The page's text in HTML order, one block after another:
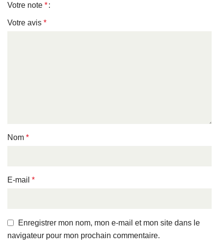
Votre note *
Votre avis *
Nom *
E-mail *
Enregistrer mon nom, mon e-mail et mon site dans le
navigateur pour mon prochain commentaire.